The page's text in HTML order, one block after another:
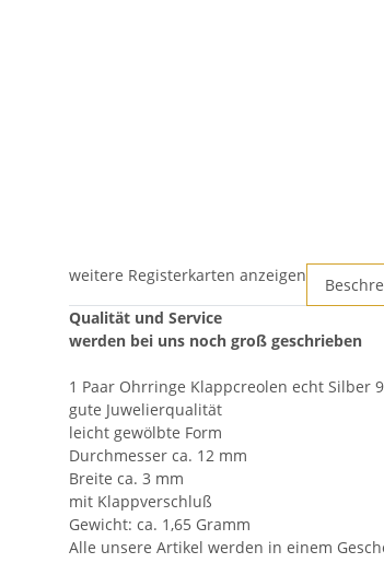
weitere Registerkarten anzeigen
Qualität und Service
werden bei uns noch groß geschrieben
1 Paar Ohrringe Klappcreolen echt Silber
gute Juwelierqualität
leicht gewölbte Form
Durchmesser ca. 12 mm
Breite ca. 3 mm
mit Klappverschluß
Gewicht: ca. 1,65 Gramm
Alle unsere Artikel werden in einem